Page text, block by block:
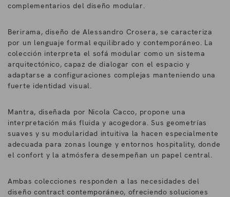
complementarios del diseño modular.
Berirama, diseño de Alessandro Crosera, se caracteriza
por un lenguaje formal equilibrado y contemporáneo. La
colección interpreta el sofá modular como un sistema
arquitectónico, capaz de dialogar con el espacio y
adaptarse a configuraciones complejas manteniendo una
fuerte identidad visual.
Mantra, diseñada por Nicola Cacco, propone una
interpretación más fluida y acogedora. Sus geometrías
suaves y su modularidad intuitiva la hacen especialmente
adecuada para zonas lounge y entornos hospitality, donde
el confort y la atmósfera desempeñan un papel central.
Ambas colecciones responden a las necesidades del
diseño contract contemporáneo, ofreciendo soluciones